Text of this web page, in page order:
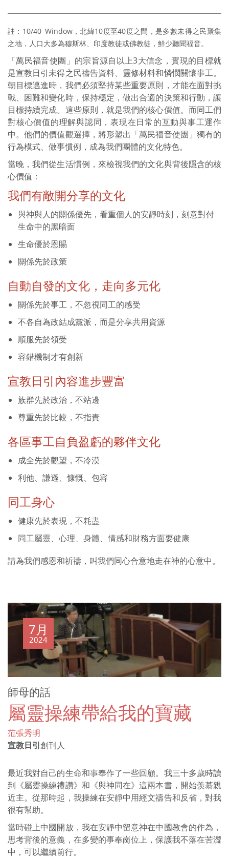
註：10/40 Window，北緯10度至40度之間，是多數未得之民聚集
之地，人口大多為穆斯林、印度教徒或佛教徒，鮮少聽聞福音。
「萬民福音使團」的宗旨源自以上3大信念，實現的目標就
是宣教日引未得之民禱告資料、靈修材料和憐憫關懷事工。
朝目標邁進時，我們必須堅持某些重要原則，才能在面對挑
戰、困難和變化時，保持穩定，做出合適的決策和行動，讓
目標持續完成。這些原則，就是我們的核心價值。而同工們
對核心價值的理解與認同，表現在日常的互動與事工運作
中。他們的價值觀選擇，將形塑出「萬民福音使團」獨有的
行為模式、做事慣例，成為我們團體的文化特色。
當晚，我們從生活慣例，來檢視我們的文化與背後隱含的核
心價值：
我們有敞開分享的文化
與神與人的關係優先，看重個人的安靜時刻，刻意對付
生命中的黑暗面
生命優於恩賜
關係先於政策
自動自發的文化，走向多元化
關係先於事工，不忽視同工的感受
不各自為政結成黨派，而是分享共用資源
順服先於領受
容錯機制才有創新
宣教日引內容進步豐富
族群先於政治，不站邊
尊重先於比較，不指責
各區事工自負盈虧的夥伴文化
成全先於觀望，不冷漠
利他、謙遜、慷慨、包容
同工身心
健康先於表現，不耗盡
同工屬靈、心理、身體、情感和財務方面要健康
請為我們感恩和祈禱，叫我們同心合意地走在神的心意中。
師母的話
屬靈操練帶給我的寶藏
7月
2024
范張秀明
宣教日引創刊人
最近我對自己的生命和事奉作了一些回顧。我三十多歲時讀
到《屬靈操練禮讚》和《與神同在》這兩本書，開始羡慕親
近主。從那時起，我操練在安靜中用經文禱告和反省，對我
很有幫助。
當時碰上中國開放，我在安靜中留意神在中國教會的作為，
思考背後的意義，在多變的事奉崗位上，保護我不落在苦澀
中，可以繼續前行。